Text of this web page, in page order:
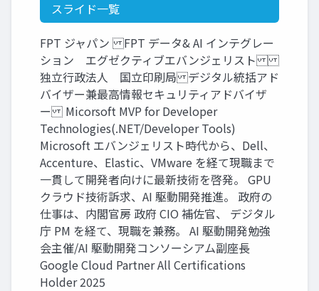
スライド一覧
FPT ジャパン FPT データ& AI インテグレー
ション エグゼクティブエバンジェリスト
独立行政法人 国立印刷局 デジタル統括アド
バイザー兼最高情報セキュリティアドバイザ
ー Micorsoft MVP for Developer
Technologies(.NET/Developer Tools)
Microsoft エバンジェリスト時代から、Dell、
Accenture、Elastic、VMware を経て現職まで
一貫して開発者向けに最新技術を啓発。 GPU
クラウド技術訴求、AI 駆動開発推進。 政府の
仕事は、内閣官房 政府 CIO 補佐官、 デジタル
庁 PM を経て、現職を兼務。 AI 駆動開発勉強
会主催/AI 駆動開発コンソーシアム副座長
Google Cloud Partner All Certifications
Holder 2025